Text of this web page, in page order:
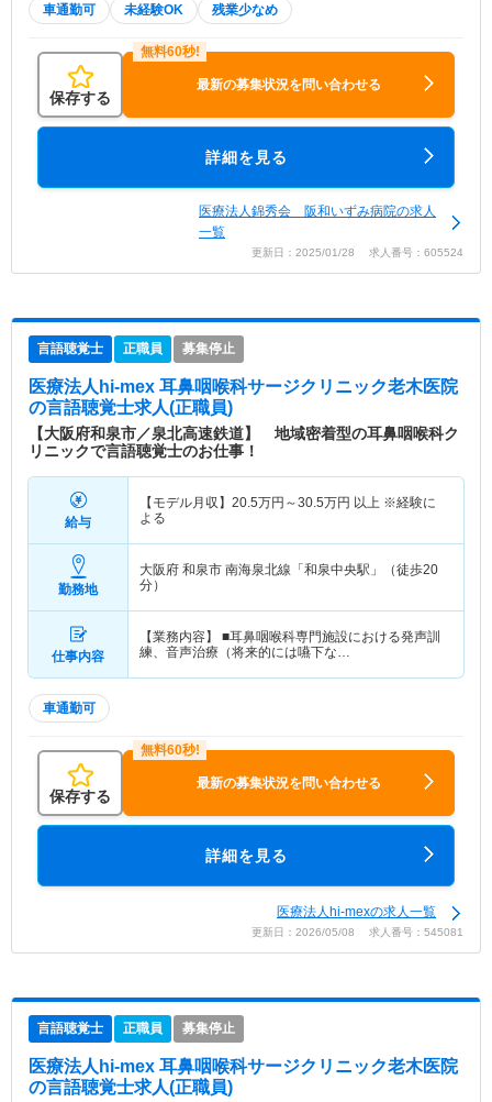
車通勤可 未経験OK 残業少なめ
保存する
最新の募集状況を問い合わせる
詳細を見る
医療法人錦秀会 阪和いずみ病院の求人
一覧
更新日：2025/01/28 求人番号：605524
言語聴覚士 正職員 募集停止
医療法人hi-mex 耳鼻咽喉科サージクリニック老木医院
の言語聴覚士求人(正職員)
【大阪府和泉市／泉北高速鉄道】 地域密着型の耳鼻咽喉科ク
リニックで言語聴覚士のお仕事！
給与
【モデル月収】 20.5万円～30.5万円 以上 ※経験に
よる
勤務地
大阪府 和泉市 南海泉北線「和泉中央駅」（徒歩20
分）
仕事内容
【業務内容】 ■耳鼻咽喉科専門施設における発声訓
練、音声治療（将来的には嚥下な…
車通勤可
保存する
最新の募集状況を問い合わせる
詳細を見る
医療法人hi-mexの求人一覧
更新日：2026/05/08 求人番号：545081
言語聴覚士 正職員 募集停止
医療法人hi-mex 耳鼻咽喉科サージクリニック老木医院
の言語聴覚士求人(正職員)